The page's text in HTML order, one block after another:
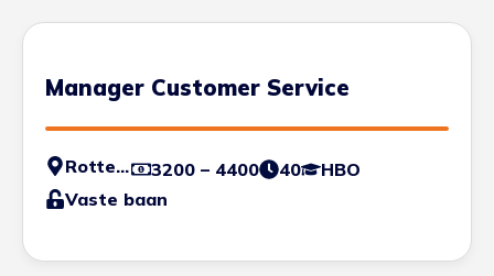
Manager Customer Service
Rotterdam 3200 – 4400 40
HBO
Vaste baan